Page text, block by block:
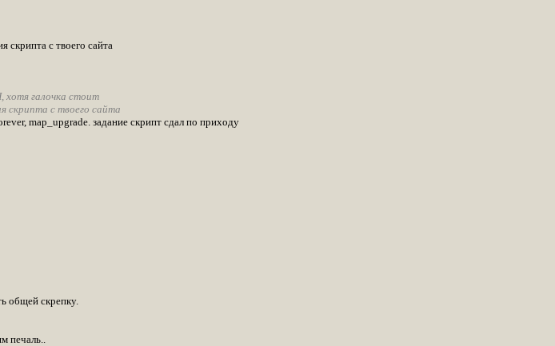
скрипта с твоего сайта
хотя галочка стоит
скрипта с твоего сайта
map_upgrade. задание скрипт сдал по приходу
общей скрепку.
печаль..